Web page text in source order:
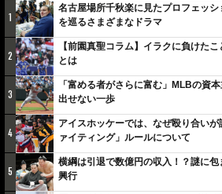
1
名古屋場所千秋楽に見たプロフェッ
を巡るさまざまなドラマ
2
【前園真聖コラム】イラクに負けた
とは
3
「富める者がさらに富む」MLBの資
出せない一歩
4
アイスホッケーでは、なぜ殴り合い
ァイティング」ルールについて
5
横綱は引退で数億円の収入！？謎に
興行